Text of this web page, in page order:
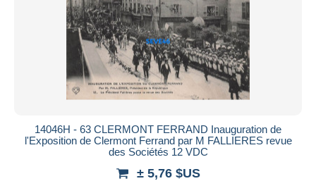
14046H - 63 CLERMONT FERRAND Inauguration de
l'Exposition de Clermont Ferrand par M FALLIERES revue
des Sociétés 12 VDC
± 5,76 $US